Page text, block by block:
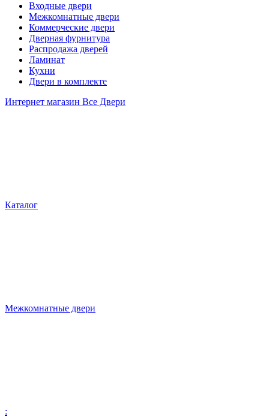
Входные двери
Межкомнатные двери
Коммерческие двери
Дверная фурнитура
Распродажа дверей
Ламинат
Кухни
Двери в комплекте
Интернет магазин Все Двери
Каталог
Межкомнатные двери
: